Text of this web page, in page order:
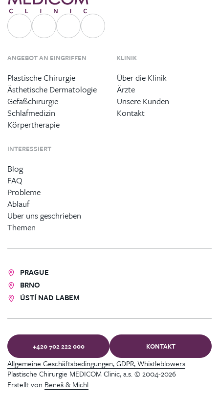
ANGEBOT AN EINGRIFFEN
Plastische Chirurgie
Ästhetische Dermatologie
Gefäßchirurgie
Schlafmedizin
Körpertherapie
KLINIK
Über die Klinik
Ärzte
Unsere Kunden
Kontakt
INTERESSIERT
Blog
FAQ
Probleme
Ablauf
Über uns geschrieben
Themen
PRAGUE
BRNO
ÚSTÍ NAD LABEM
+420 702 222 000 KONTAKT
Plastische Chirurgie MEDICOM Clinic, a.s. © 2004-2026
Allgemeine Geschäftsbedingungen, GDPR, Whistleblowers
Erstellt von Beneš & Michl